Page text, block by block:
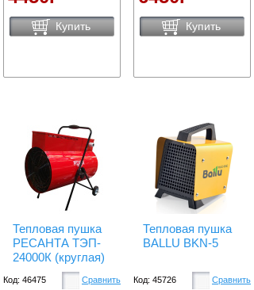
Купить Купить
Тепловая пушка
РЕСАНТА ТЭП-
24000К (круглая)
Код: 46475 Сравнить
Тепловая пушка
BALLU BKN-5
Код: 45726 Сравнить